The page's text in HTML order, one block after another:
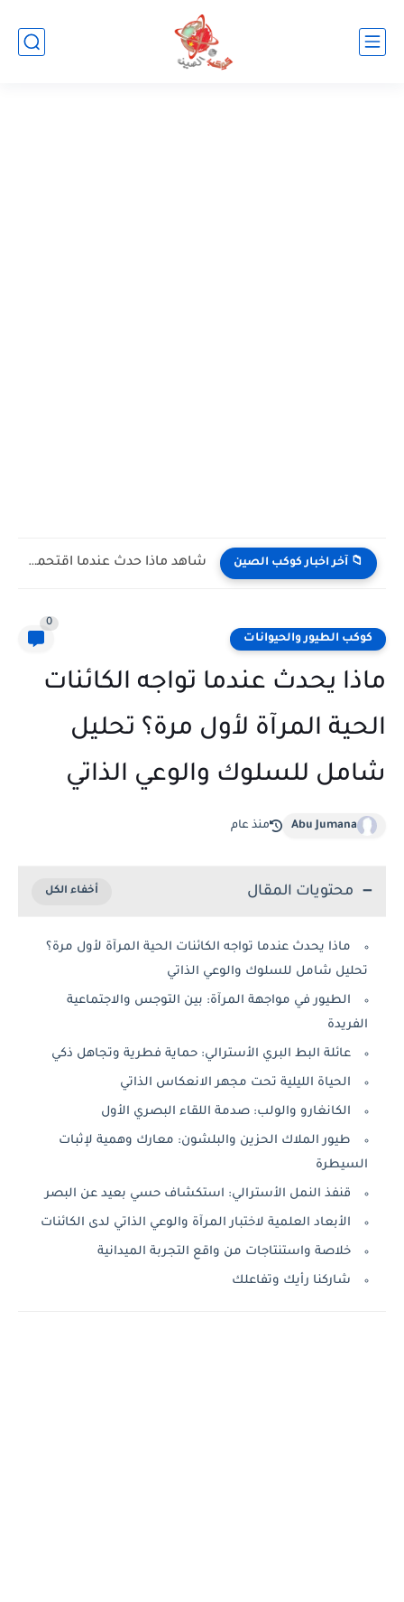
📁 آخر اخبار كوكب الصين شاهد كيف يتغلب النمس على الكوبرا في مواجهة تعتمد على...
كوكب الطيور والحيوانات
0
ماذا يحدث عندما تواجه الكائنات
الحية المرآة لأول مرة؟ تحليل
شامل للسلوك والوعي الذاتي
Abu Jumana منذ عام
محتويات المقال
ماذا يحدث عندما تواجه الكائنات الحية المرآة لأول مرة؟
تحليل شامل للسلوك والوعي الذاتي
الطيور في مواجهة المرآة: بين التوجس والاجتماعية
الفريدة
عائلة البط البري الأسترالي: حماية فطرية وتجاهل ذكي
الحياة الليلية تحت مجهر الانعكاس الذاتي
الكانغارو والولب: صدمة اللقاء البصري الأول
طيور الملاك الحزين والبلشون: معارك وهمية لإثبات
السيطرة
قنفذ النمل الأسترالي: استكشاف حسي بعيد عن البصر
الأبعاد العلمية لاختبار المرآة والوعي الذاتي لدى الكائنات
خلاصة واستنتاجات من واقع التجربة الميدانية
شاركنا رأيك وتفاعلك